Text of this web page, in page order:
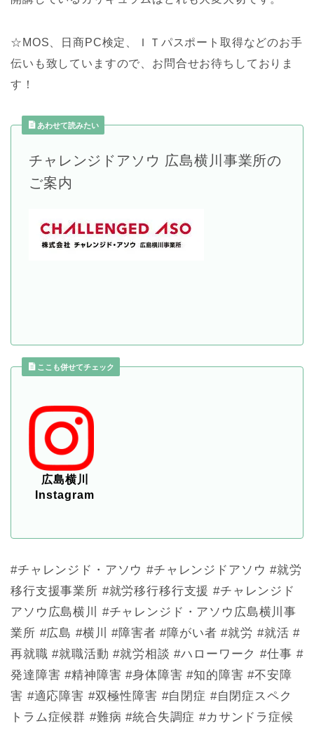
☆MOS、日商PC検定、ＩＴパスポート取得などのお手
伝いも致していますので、お問合せお待ちしておりま
す！
あわせて読みたい
チャレンジドアソウ 広島横川事業所の
ご案内
ここも併せてチェック
広島横川
Instagram
#チャレンジド・アソウ #チャレンジドアソウ #就労
移行支援事業所 #就労移行移行支援 #チャレンジド
アソウ広島横川 #チャレンジド・アソウ広島横川事
業所 #広島 #横川 #障害者 #障がい者 #就労 #就活 #
再就職 #就職活動 #就労相談 #ハローワーク #仕事 #
発達障害 #精神障害 #身体障害 #知的障害 #不安障
害 #適応障害 #双極性障害 #自閉症 #自閉症スペク
トラム症候群 #難病 #統合失調症 #カサンドラ症候